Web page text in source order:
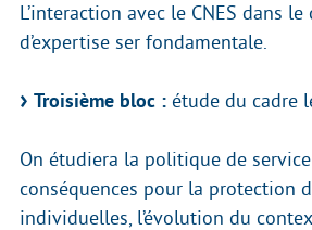
L’interaction avec le CNES dans le
d’expertise ser fondamentale.
Troisième bloc : étude du cadre
On étudiera la politique de
conséquences pour la protection
individuelles, l’évolution du